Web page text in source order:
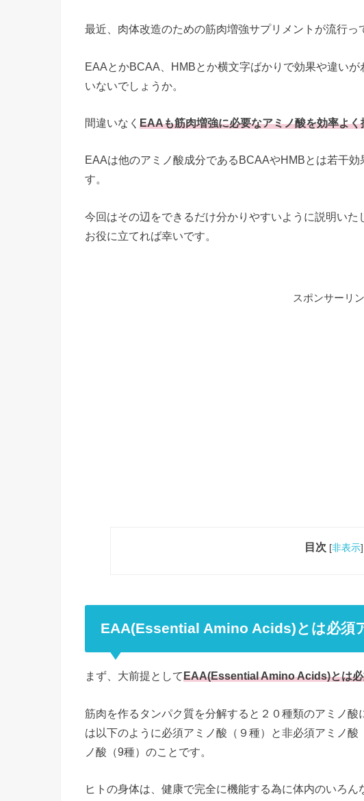
最近、肉体改造のための筋肉増強サプリメントが流行っ
EAAとかBCAA、HMBとか横文字ばかりで効果や違い
いないでしょうか。
間違いなく EAAも筋肉増強に必要なアミノ酸を効率よ
EAAは他のアミノ酸成分であるBCAAやHMBとは若干
す。
今回はその辺をできるだけ分かりやすいように説明い
お役に立てれば幸いです。
スポンサーリ
目次 [非表示]
EAA(Essential Amino Acids)とは必須
まず、大前提としてEAA(Essential Amino Acids)とは
筋肉を作るタンパク質を分解すると２０種類のアミノ
は以下のように必須アミノ酸（９種）と非必須アミノ
ノ酸（9種）のことです。
ヒトの身体は、健康で完全に機能する為に体内のいろ